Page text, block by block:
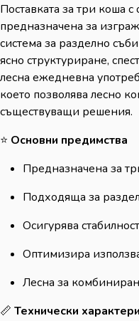
Поставката за три коша
предназначена за
система за разделно
ясно структуриране,
лесна ежедневна
което позволява лесно
съществуващи решения.
⭐ Основни предимства
Предназначена за
Подходяща за
Осигурява
Оптимизира
Лесна за
📏 Технически